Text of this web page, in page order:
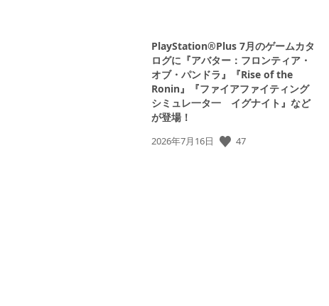
PlayStation®Plus 7月のゲームカタ
ログに『アバター：フロンティア・
オブ・パンドラ』『Rise of the
Ronin』『ファイアファイティング
シミュレ一タ一 イグナイト』など
が登場！
公
2026年7月16日 47